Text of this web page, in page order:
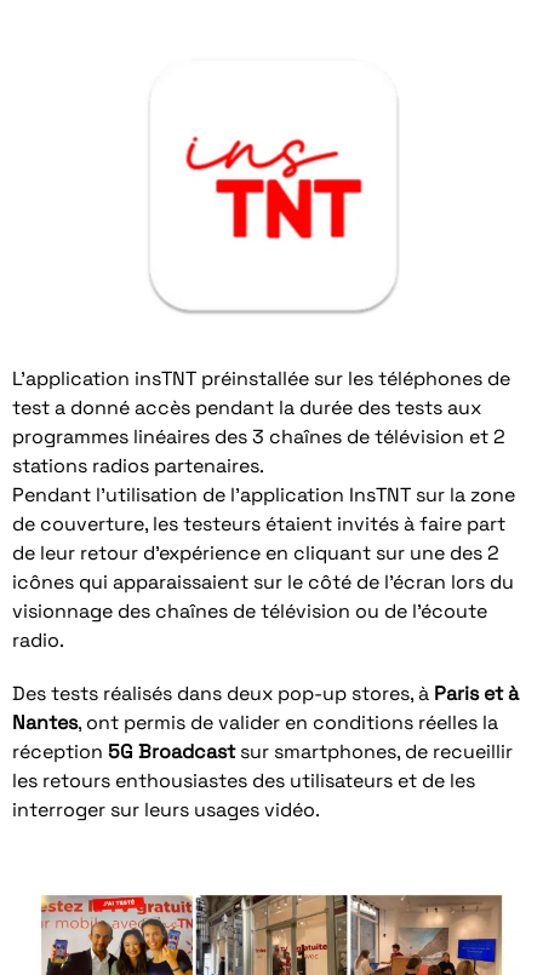
L’application insTNT préinstallée sur les téléphones de
test a donné accès pendant la durée des tests aux
programmes linéaires des 3 chaînes de télévision et 2
stations radios partenaires.
Pendant l’utilisation de l’application InsTNT sur la zone
de couverture, les testeurs étaient invités à faire part
de leur retour d’expérience en cliquant sur une des 2
icônes qui apparaissaient sur le côté de l’écran lors du
visionnage des chaînes de télévision ou de l’écoute
radio.
Des tests réalisés dans deux pop-up stores, à Paris et à
Nantes, ont permis de valider en conditions réelles la
réception 5G Broadcastsur smartphones, de recueillir
les retours enthousiastes des utilisateurs et de les
interroger sur leurs usages vidéo.